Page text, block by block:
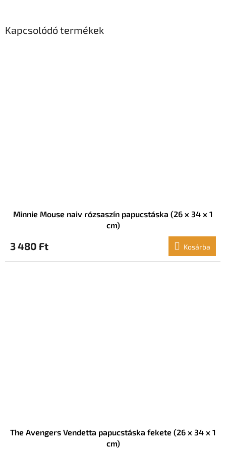
Kapcsolódó termékek
Minnie Mouse naiv rózsaszín papucstáska (26 x 34 x 1
cm)
3 480 Ft Kosárba
The Avengers Vendetta papucstáska fekete (26 x 34 x 1
cm)